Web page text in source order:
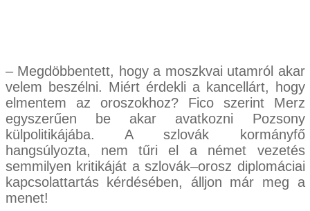
– Megdöbbentett, hogy a moszkvai utamról akar
velem beszélni. Miért érdekli a kancellárt, hogy
elmentem az oroszokhoz? Fico szerint Merz
egyszerűen be akar avatkozni Pozsony
külpolitikájába. A szlovák kormányfő
hangsúlyozta, nem tűri el a német vezetés
semmilyen kritikáját a szlovák–orosz diplomáciai
kapcsolattartás kérdésé­ben, álljon már meg a
menet!